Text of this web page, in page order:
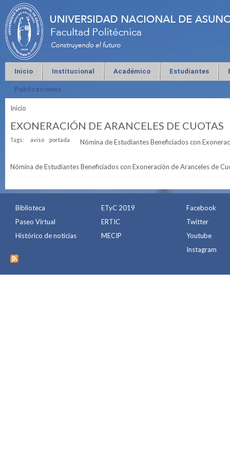
Inicio Institucional Académico Estudiantes
Publicaciones
Se encuentra usted aquí
Inicio
EXONERACIÓN DE ARANCELES DE CUOTAS
Tags: aviso portada Nómina de Estudiantes Beneficiados con
Nómina de Estudiantes Beneficiados con Exoneración de Aranceles de
Biblioteca
Paseo Virtual
Histórico de noticias
ETyC 2019
ERTIC
MECIP
Facebook
Twitter
Youtube
Instagram